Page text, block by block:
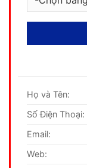
Họ và Tên:
Số Điện Thoại:
Email:
Web: